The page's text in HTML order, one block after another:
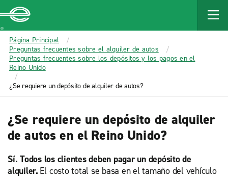
MAIN
CONTENT
Enterprise
Página Principal
Preguntas frecuentes sobre el alquiler de autos
Preguntas frecuentes sobre los depósitos y los pagos en el
Reino Unido
¿Se requiere un depósito de alquiler de autos?
¿Se requiere un depósito de alquiler
de autos en el Reino Unido?
Sí. Todos los clientes deben pagar un depósito de
alquiler. El costo total se basa en el tamaño del vehículo